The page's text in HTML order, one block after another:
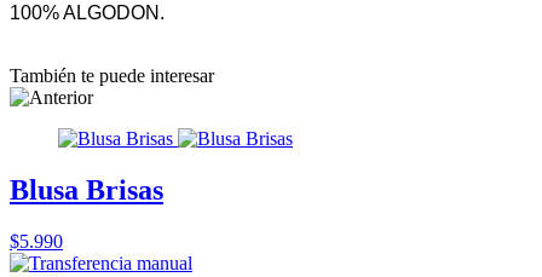
100% ALGODON.
También te puede interesar
Blusa Brisas
$5.990